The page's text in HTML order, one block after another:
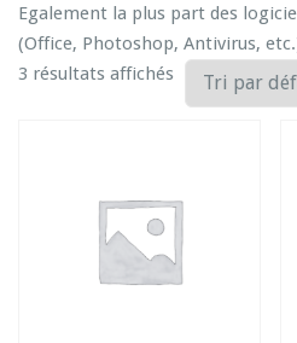
Egalement la plus part des
(Office, Photoshop, Antivirus,
3 résultats affichés